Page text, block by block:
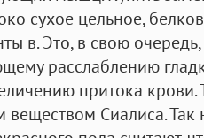
сухое цельное,
в. Это, в свою
расслаблению
притока крови.
Сиалиса. Так